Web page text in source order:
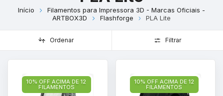
Início
Filamentos para Impressora 3D - Marcas Oficiais -
ARTBOX3D
Flashforge PLA Lite
Ordenar Filtrar
10% OFF ACIMA DE 12
FILAMENTOS
10% OFF ACIMA DE 12
FILAMENTOS